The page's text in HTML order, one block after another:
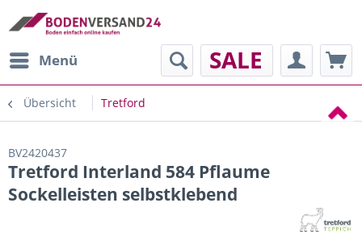
Menü SALE
Übersicht Tretford
BV2420437
Tretford Interland 584 Pflaume
Sockelleisten selbstklebend